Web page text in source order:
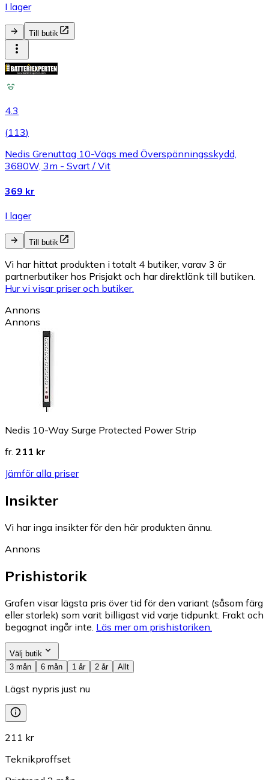
I lager
Till butik
4.3
(113)
Nedis Grenuttag 10-Vägs med Överspänningsskydd,
3680W, 3m - Svart / Vit
369 kr
I lager
Till butik
Vi har hittat produkten i totalt 4 butiker, varav 3 är
partnerbutiker hos Prisjakt och har direktlänk till butiken.
Hur vi visar priser och butiker.
Annons
Annons
Nedis 10-Way Surge Protected Power Strip
fr. 211 kr
Jämför alla priser
Insikter
Vi har inga insikter för den här produkten ännu.
Annons
Prishistorik
Grafen visar lägsta pris över tid för den variant (såsom färg
eller storlek) som varit billigast vid varje tidpunkt. Frakt och
begagnat ingår inte. Läs mer om prishistoriken.
Välj butik
3 mån
6 mån 1 år 2 år Allt
Lägst nypris just nu
211 kr
Teknikproffset